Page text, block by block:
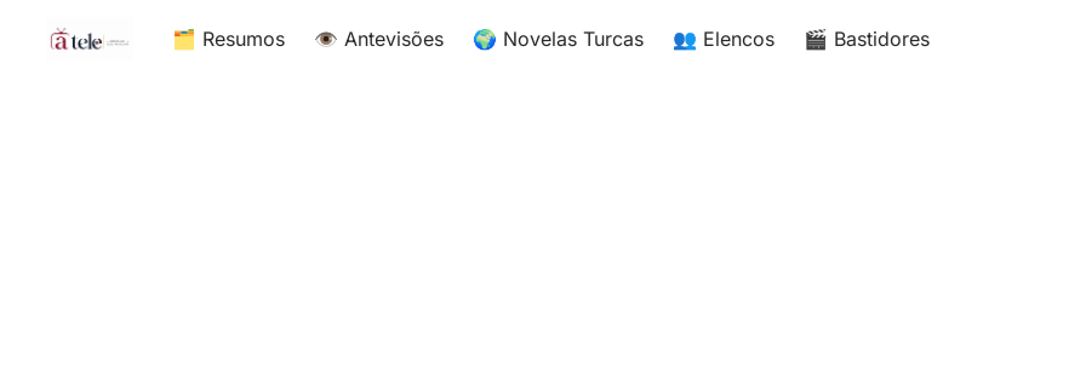
🗂 Resumos 👁 Antevisões 🌍 Novelas Turcas 👥 Elencos 🎬 Bastidores